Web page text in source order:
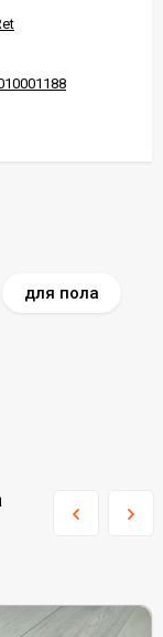
для пола